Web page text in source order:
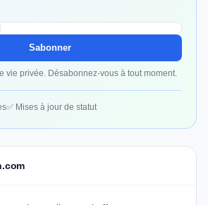
Sabonner
vie privée. Désabonnez-vous à tout moment.
✅ Mises à jour de statut